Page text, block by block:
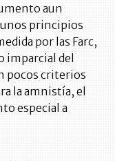
aun
principios
por las Farc,
imparcial del
pocos criterios
la amnistía, el
especial a